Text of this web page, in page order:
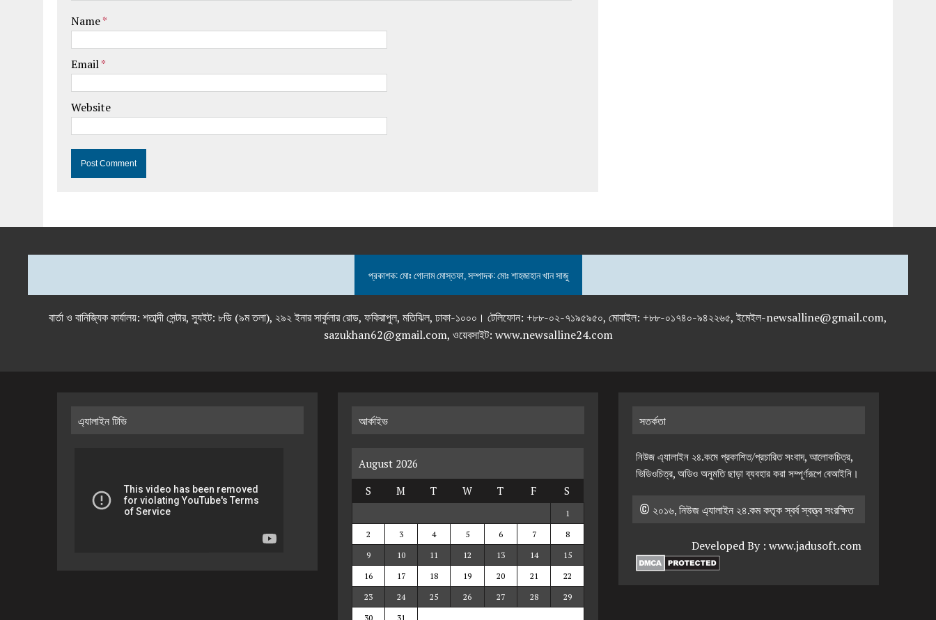
Name*
Email*
Website
প্রকাশক: মোঃ গোলাম মোস্তফা, সম্পাদক: মোঃ শাহজাহান খান সাজু
বার্তা ও বানিজ্যিক কার্যালয়: শতাব্দী সেন্টার, স্যুইট: ৮ডি (৯ম তলা), ২৯২ ইনার সার্কুলার রোড, ফকিরাপুল, মতিঝিল, ঢাকা-১০০০। টেলিফোন: +৮৮-০২-৭১৯৫৯৫০, মোবাইল: +৮৮-০১৭৪০-৯৪২২৬৫, ইমেইল-newsalline@gmail.com,
sazukhan62@gmail.com, ওয়েবসাইট: www.newsalline24.com
এ্যালাইন টিভি আর্কাইভ
August 2026
S
M T W T F S
1
2
3 4 5 6 7
8
9
10 11 12 13 14
15
16
17 18 19 20 21
22
23
24 25 26 27 28
29
30
31
সতর্কতা
নিউজ এ্যালাইন ২৪.কমে প্রকাশিত/প্রচারিত সংবাদ, আলোকচিত্র,
ভিডিওচিত্র, অডিও অনুমতি ছাড়া ব্যবহার করা সম্পূর্ণরূপে বেআইনি।
© ২০১৬, নিউজ এ্যালাইন ২৪.কম কতৃক স্বর্ব স্বত্ত্ব সংরক্ষিত
Developed By : www.jadusoft.com